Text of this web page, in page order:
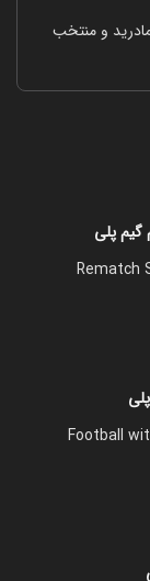
فیفا ۲۶ رئال مادرید و منتخب
Rematch
Football